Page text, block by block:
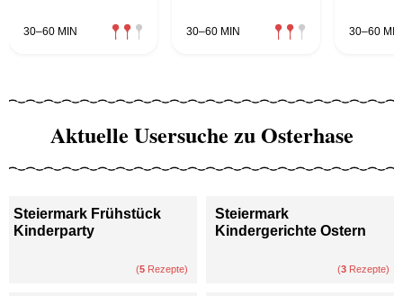
30–60 MIN 30–60 MIN 30–60 MIN
Aktuelle Usersuche zu Osterhase
Steiermark Frühstück
Kinderparty
(5 Rezepte)
Steiermark
Kindergerichte Ostern
(3 Rezepte)